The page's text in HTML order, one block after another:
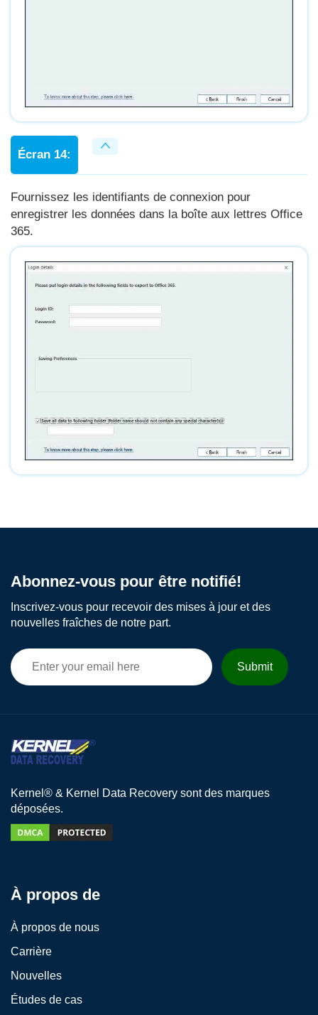
Écran 14:
Fournissez les identifiants de connexion pour
enregistrer les données dans la boîte aux lettres Office
365.
Abonnez-vous pour être notifié!
Inscrivez-vous pour recevoir des mises à jour et des
nouvelles fraîches de notre part.
Kernel® & Kernel Data Recovery sont des marques
déposées.
À propos de
À propos de nous
Carrière
Nouvelles
Études de cas